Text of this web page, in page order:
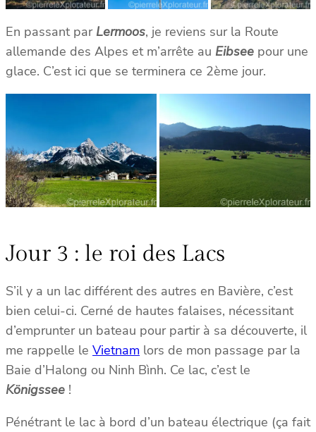
En passant par Lermoos, je reviens sur la Route
allemande des Alpes et m’arrête au Eibsee pour une
glace. C’est ici que se terminera ce 2ème jour.
Jour 3 : le roi des Lacs
S’il y a un lac différent des autres en Bavière, c’est
bien celui-ci. Cerné de hautes falaises, nécessitant
d’emprunter un bateau pour partir à sa découverte, il
me rappelle le Vietnam lors de mon passage par la
Baie d’Halong ou Ninh Bình. Ce lac, c’est le
Königssee !
Pénétrant le lac à bord d’un bateau électrique (ça fait